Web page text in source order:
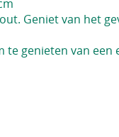
Geniet van het
genieten van